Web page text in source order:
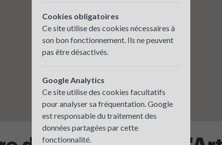
Cookies obligatoires
Ce site utilise des cookies nécessaires à
son bon fonctionnement. Ils ne peuvent
pas être désactivés.
Google Analytics
Ce site utilise des cookies facultatifs
pour analyser sa fréquentation. Google
est responsable du traitement des
données partagées par cette
fonctionnalité.